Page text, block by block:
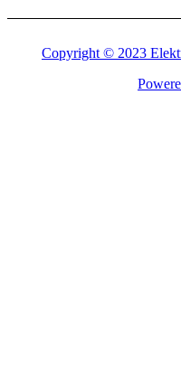
Copyright © 2023